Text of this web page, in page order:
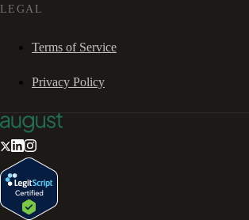
LEGAL
Terms of Service
Privacy Policy